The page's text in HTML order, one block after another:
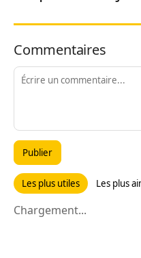
Commentaires
Publier
Les plus utiles Les plus
Chargement...